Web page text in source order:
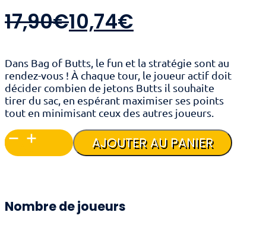
17,90€
Le
initial
était :
17,90€.
10,74€
Le
actuel
est :
10,74€.
Dans Bag of Butts, le fun et la stratégie sont au
rendez-vous ! À chaque tour, le joueur actif doit
décider combien de jetons Butts il souhaite
tirer du sac, en espérant maximiser ses points
tout en minimisant ceux des autres joueurs.
quantité
de
Bag
AJOUTER AU PANIER
Nombre de joueurs